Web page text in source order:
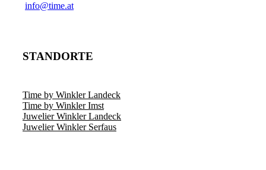
­info@time.at
STANDORTE
Time by Winkler Landeck
Time by Winkler Imst
Juwelier Winkler Landeck
Juwelier Winkler Serfaus